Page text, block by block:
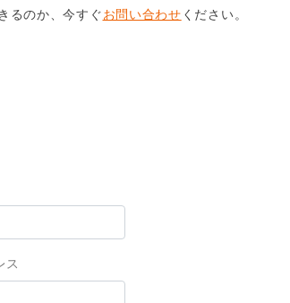
るのか、今すぐお問い合わせ ください。
ス